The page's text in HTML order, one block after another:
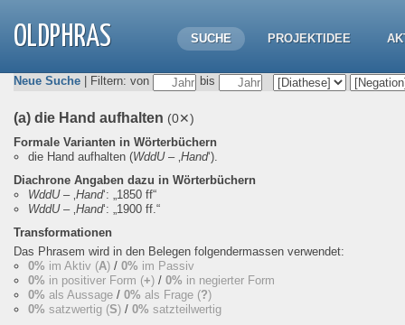
OLDPHRAS SUCHE PROJEKTIDEE
Neue Suche | Filtern: von bis
(a) die Hand aufhalten (0✕)
Formale Varianten in Wörterbüchern
die Hand aufhalten (WddU– ‚Hand‘).
Diachrone Angaben dazu in Wörterbüchern
WddU– ‚Hand‘: „1850 ff“
WddU– ‚Hand‘: „1900 ff.“
Transformationen
Das Phrasem wird in den Belegen folgendermassen verwendet:
0% im Aktiv (A) / 0% im Passiv
0% in positiver Form (+) / 0% in negierter Form
0% als Aussage / 0% als Frage (?)
0% satzwertig (S) / 0% satzteilwertig